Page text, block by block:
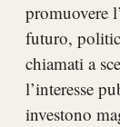
promuovere
futuro,
chiamati a
l’interesse
investono